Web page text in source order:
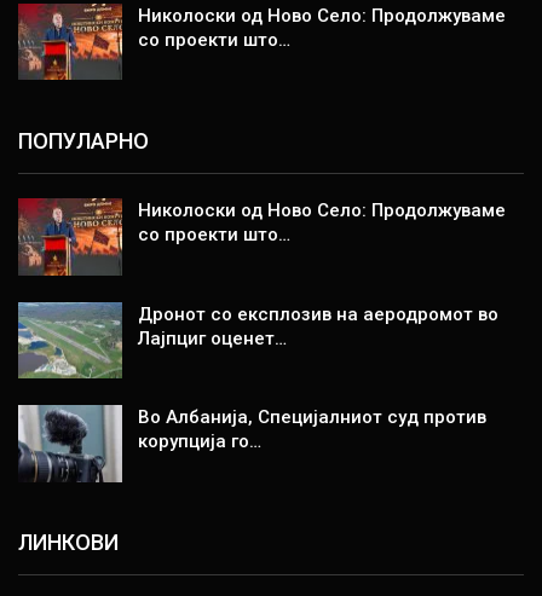
Николоски од Ново Село: Продолжуваме
со проекти што…
ПОПУЛАРНО
Николоски од Ново Село: Продолжуваме
со проекти што…
Дронот со експлозив на аеродромот во
Лајпциг оценет…
Во Албанија, Специјалниот суд против
корупција го…
ЛИНКОВИ